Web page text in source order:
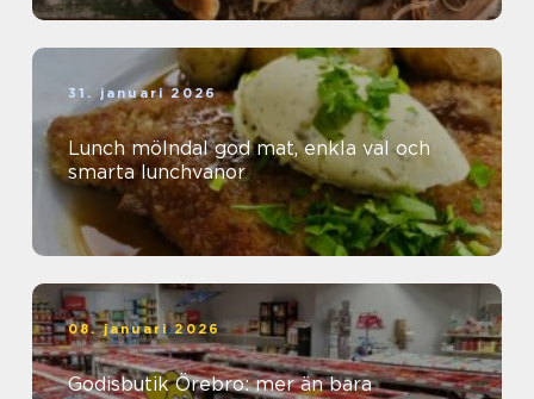
31. januari 2026
Lunch mölndal god mat, enkla val och
smarta lunchvanor
08. januari 2026
Godisbutik Örebro: mer än bara